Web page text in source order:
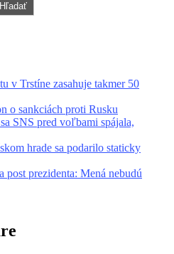
Hľadať
v Trstíne zasahuje takmer 50
o sankciách proti Rusku
SNS pred voľbami spájala,
hrade sa podarilo staticky
post prezidenta: Mená nebudú